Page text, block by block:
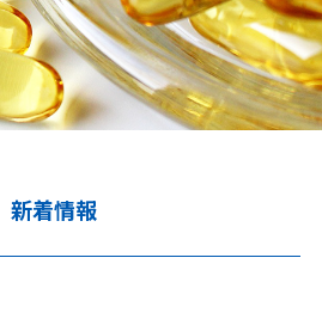
新着情報